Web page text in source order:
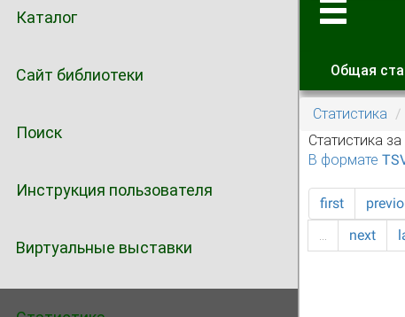
Каталог
Сайт библиотеки
Поиск
Инструкция пользователя
Виртуальные выставки
Общая
Статистика
Статистика
В формате
first
…
next